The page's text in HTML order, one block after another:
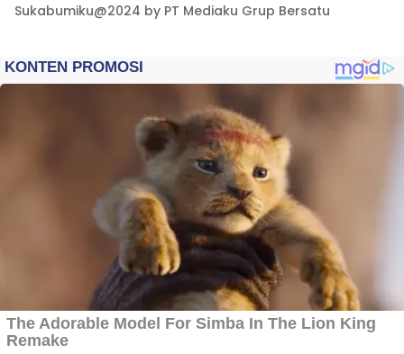
Sukabumiku@2024 by PT Mediaku Grup Bersatu